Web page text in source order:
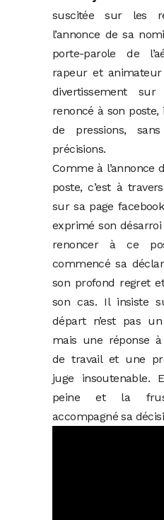
suscitée sur les
l’annonce de sa
porte-parole de
rapeur et
divertissement
renoncé à son
de pressions,
précisions.
Comme à l’annonce
poste, c’est à
sur sa page
exprimé son
renoncer à ce
commencé sa
son profond regret
son cas. Il insiste
départ n’est pas
mais une réponse
de travail et une
juge insoutenable.
peine et la
accompagné sa